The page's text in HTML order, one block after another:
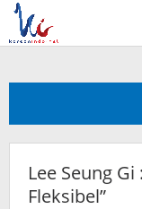
Skip
content
Lee Seung
Fleksibel”